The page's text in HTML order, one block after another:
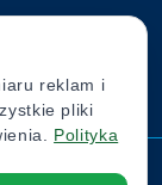
reklam i
pliki
Polityka